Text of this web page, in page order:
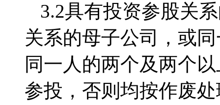
3.2具有投资参股关
关系的母子公司，或
同一人的两个及两个
参投，否则均按作废